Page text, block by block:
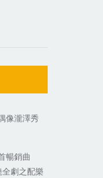
像瀧澤秀
暢銷曲
劇之配樂